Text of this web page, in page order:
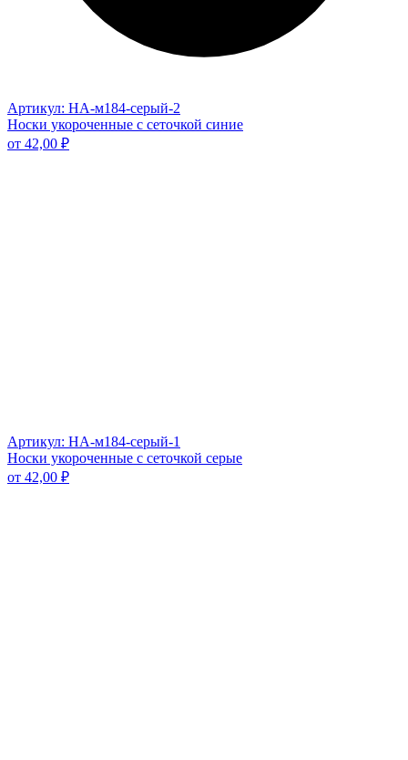
Артикул: НА-м184-серый-2
Носки укороченные с сеточкой синие
от 42,00 ₽
Артикул: НА-м184-серый-1
Носки укороченные с сеточкой серые
от 42,00 ₽